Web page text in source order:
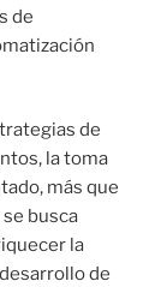
de
de
la toma
más que
busca
la
de